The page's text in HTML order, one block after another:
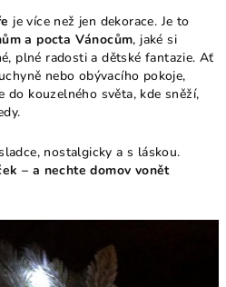
je více než jen dekorace. Je to
a pocta Vánocům, jaké si
plné radosti a dětské fantazie. Ať
nebo obývacího pokoje,
do kouzelného světa, kde sněží,
nostalgicky a s láskou.
– a nechte domov vonět